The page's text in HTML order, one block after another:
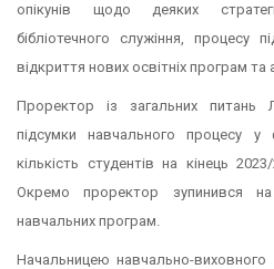
опікунів щодо деяких
бібліотечного служіння, процесу
відкриття нових освітніх програм
Проректор із загальних питань
підсумки навчального процесу у
кількість студентів на кінець
Окремо проректор зупинився
навчальних програм.
Начальницею навчально-